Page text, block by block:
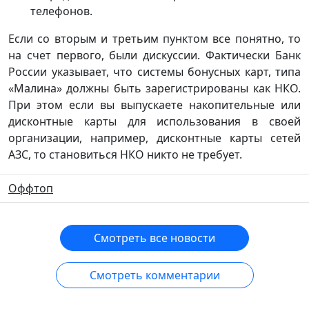
телефонов.
Если со вторым и третьим пунктом все понятно, то
на счет первого, были дискуссии. Фактически Банк
России указывает, что системы бонусных карт, типа
«Малина» должны быть зарегистрированы как НКО.
При этом если вы выпускаете накопительные или
дисконтные карты для использования в своей
организации, например, дисконтные карты сетей
АЗС, то становиться НКО никто не требует.
Оффтоп
Смотреть все новости
Смотреть комментарии